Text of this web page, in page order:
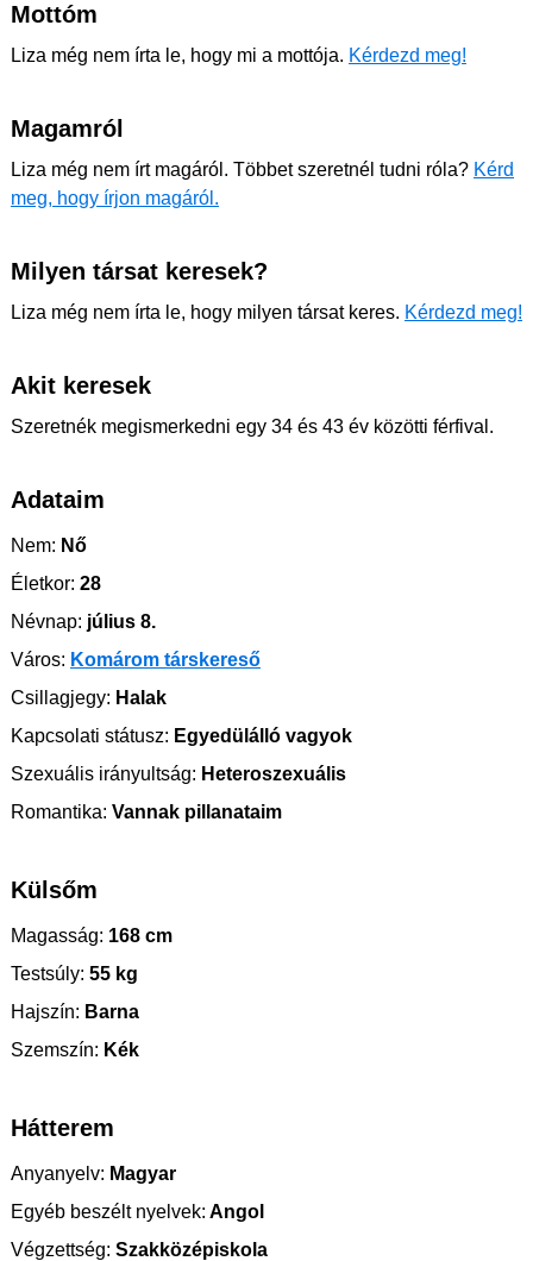
Mottóm
Liza még nem írta le, hogy mi a mottója. Kérdezd meg!
Magamról
Liza még nem írt magáról. Többet szeretnél tudni róla? Kérd
meg, hogy írjon magáról.
Milyen társat keresek?
Liza még nem írta le, hogy milyen társat keres. Kérdezd meg!
Akit keresek
Szeretnék megismerkedni egy 34 és 43 év közötti férfival.
Adataim
Nem: Nő
Életkor: 28
Névnap: július 8.
Város: Komárom társkereső
Csillagjegy: Halak
Kapcsolati státusz: Egyedülálló vagyok
Szexuális irányultság: Heteroszexuális
Romantika: Vannak pillanataim
Külsőm
Magasság: 168 cm
Testsúly: 55 kg
Hajszín: Barna
Szemszín: Kék
Hátterem
Anyanyelv: Magyar
Egyéb beszélt nyelvek: Angol
Végzettség: Szakközépiskola